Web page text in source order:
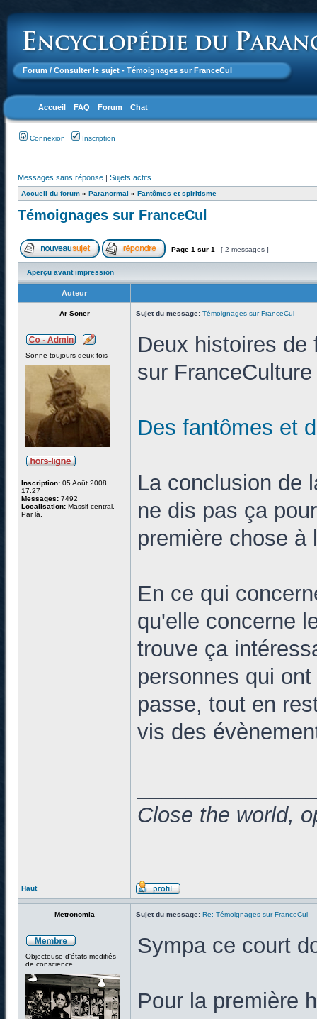
Forum / Consulter le sujet - Témoignages sur FranceCul
Accueil FAQ Forum Chat
Connexion Inscription
Messages sans réponse | Sujets actifs
Accueil du forum » Paranormal » Fantômes et spiritisme
Témoignages sur FranceCul
Page 1 sur 1 [ 2 messages ]
Aperçu avant impression
Auteur
Ar Soner Sujet du message: Témoignages sur FranceCul
Sonne toujours deux fois
Inscription: 05 Août 2008,
17:27
Messages: 7492
Localisation: Massif central.
Par là.
Deux histoires de
sur
Des fantômes et
La conclusion de
ne dis pas ça
première chose
En ce qui
qu'elle concerne
trouve ça
personnes qui
passe, tout en
vis des
Close the world,
Haut
Metronomia Sujet du message: Re: Témoignages sur FranceCul
Objecteuse d'états modifiés
de conscience
Sympa ce court
Pour la première